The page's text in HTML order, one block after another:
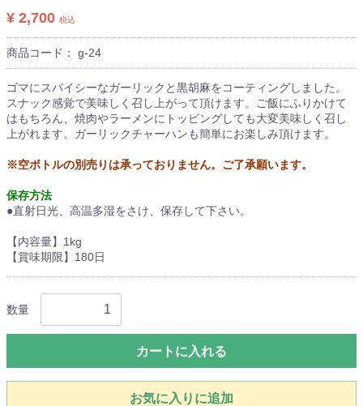
¥ 2,700 税込
商品コード： g-24
ゴマにスパイシーなガーリックと黒胡麻をコーティングしました。
スナック感覚で美味しく召し上がって頂けます。ご飯にふりかけて
はもちろん、焼肉やラーメンにトッピングしても大変美味しく召し
上がれます。ガーリックチャーハンも簡単にお楽しみ頂けます。
※空ボトルの別売りは承っておりません。ご了承願います。
保存方法
●直射日光、高温多湿をさけ、保存して下さい。
【内容量】1kg
【賞味期限】180日
数量
カートに入れる
お気に入りに追加